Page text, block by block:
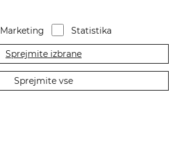
Marketing Statistika
Sprejmite izbrane
Sprejmite vse